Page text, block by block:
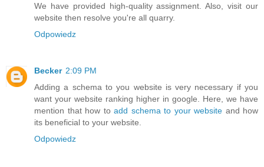
We have provided high-quality assignment. Also, visit our
website then resolve you're all quarry.
Odpowiedz
Becker 2:09 PM
Adding a schema to you website is very necessary if you
want your website ranking higher in google. Here, we have
mention that how to add schema to your website and how
its beneficial to your website.
Odpowiedz